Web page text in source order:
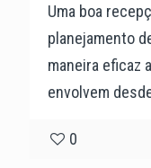
Uma boa
planejamento
maneira eficaz
envolvem
0